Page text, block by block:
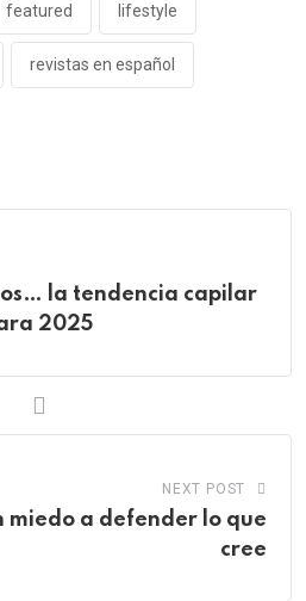
featured lifestyle
revistas en español
la tendencia capilar
2025
NEXT POST
miedo a defender lo que
cree